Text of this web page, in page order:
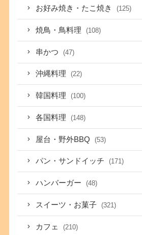
お好み焼き・たこ焼き (125)
焼鳥・鳥料理 (108)
串かつ (47)
沖縄料理 (22)
韓国料理 (100)
各国料理 (148)
屋台・野外BBQ (53)
パン・サンドイッチ (171)
ハンバーガー (48)
スイーツ・お菓子 (321)
カフェ (210)